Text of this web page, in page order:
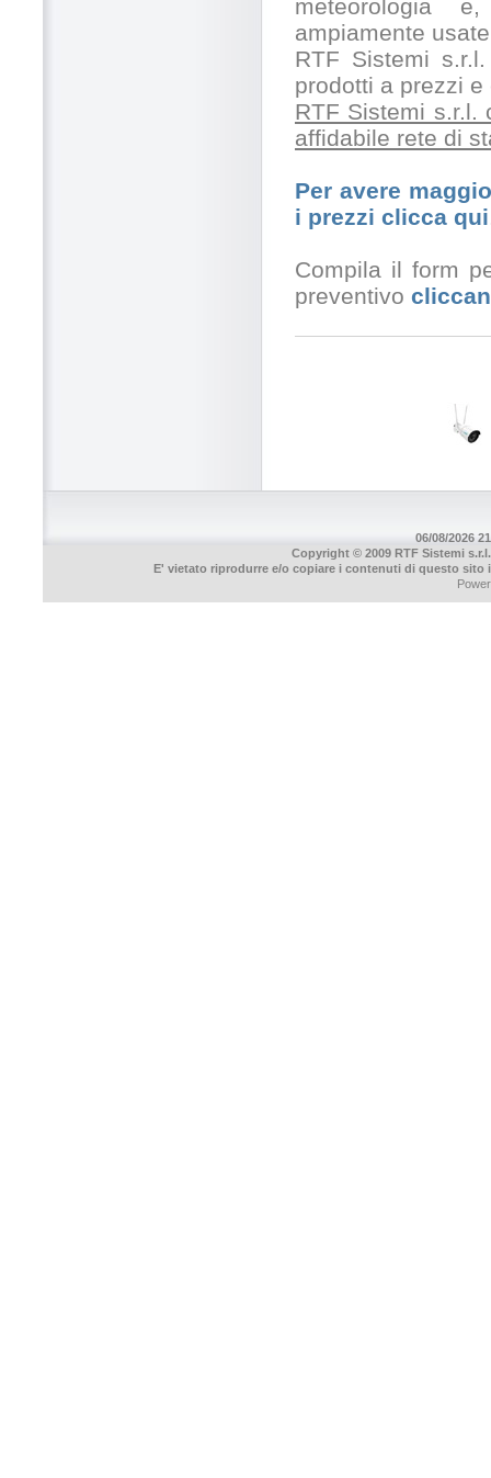
meteorologia
ampiamente
RTF Sistemi
prodotti a prezzi
RTF Sistemi s.r.l.
affidabile rete di
Per avere
i prezzi clicca qui
Compila il form
preventivo
06/08/2026
Copyright © 2009 RTF Sistemi
E' vietato riprodurre e/o copiare i contenuti di questo